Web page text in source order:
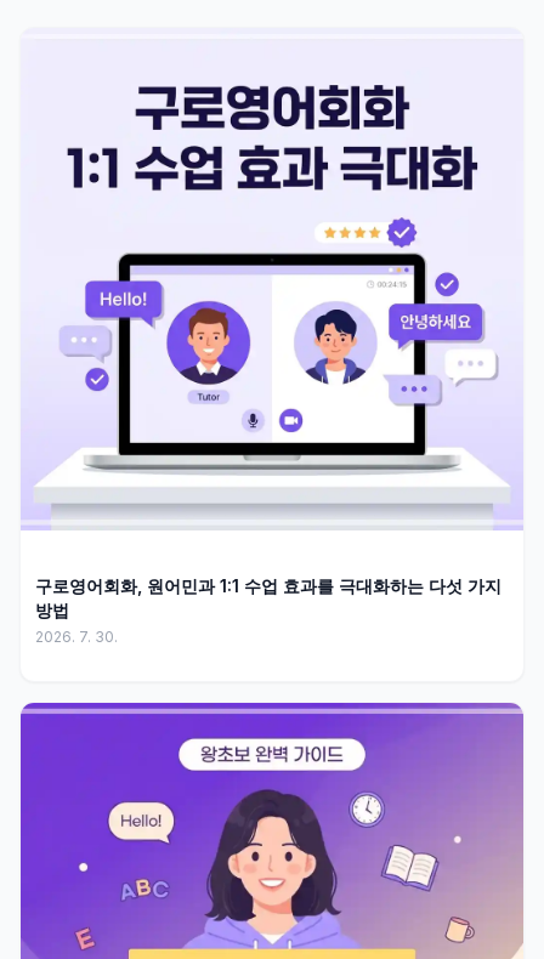
구로영어회화, 원어민과 1:1 수업 효과를 극대화하는 다섯 가지
방법
2026. 7. 30.